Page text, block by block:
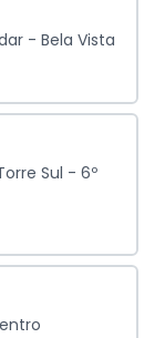
- Bela Vista
Sul - 6º